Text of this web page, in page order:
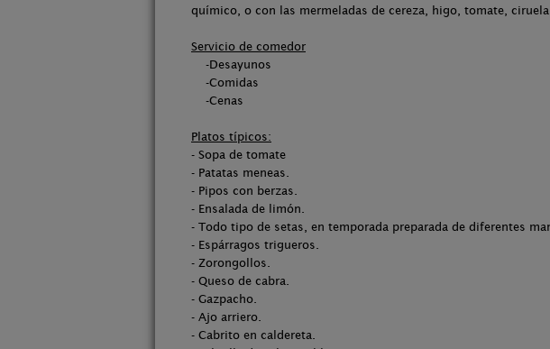
químico, o con las mermeladas de cereza, higo, tomate,
Servicio de comedor
-Desayunos
-Comidas
-Cenas
Platos típicos:
- Sopa de tomate
- Patatas meneas.
- Pipos con berzas.
- Ensalada de limón.
- Todo tipo de setas, en temporada preparada de diferentes
- Espárragos trigueros.
- Zorongollos.
- Queso de cabra.
- Gazpacho.
- Ajo arriero.
- Cabrito en caldereta.